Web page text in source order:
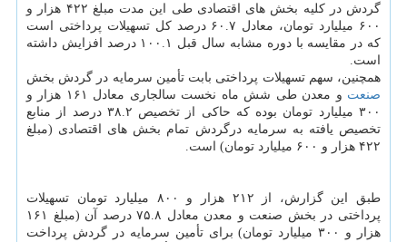
گردش در کلیه بخش های اقتصادی طی این مدت مبلغ ۴۲۲ هزار و
۶۰۰ میلیارد تومان، معادل ۶۰.۷ درصد کل تسهیلات پرداختی است
که در مقایسه با دوره مشابه سال قبل ۱۰۰.۱ درصد افزایش داشته
است.
همچنین، سهم تسهیلات پرداختی بابت تأمین سرمایه در گردش بخش
صنعت
و معدن طی شش ماه نخست سالجاری معادل ۱۶۱ هزار و
۳۰۰ میلیارد تومان بوده که حاکی از تخصیص ۳۸.۲ درصد از منابع
تخصیص یافته به سرمایه درگردش تمام بخش های اقتصادی (مبلغ
۴۲۲ هزار و ۶۰۰ میلیارد تومان) است.
طبق این گزارش، از ۲۱۲ هزار و ۸۰۰ میلیارد تومان تسهیلات
پرداختی در بخش صنعت و معدن معادل ۷۵.۸ درصد آن (مبلغ ۱۶۱
هزار و ۳۰۰ میلیارد تومان) برای تأمین سرمایه در گردش پرداخت